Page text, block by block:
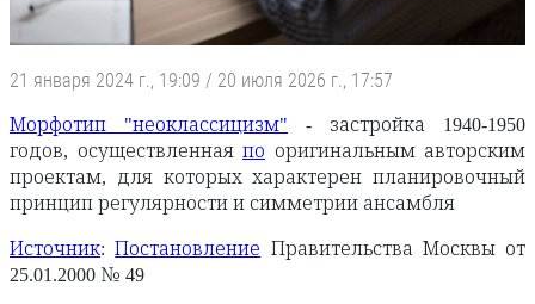
21 января 2024 г., 19:09 / 20 июля 2026 г., 17:57
Морфотип "неоклассицизм" - застройка 1940-1950
годов, осуществленная по оригинальным авторским
проектам, для которых характерен планировочный
принцип регулярности и симметрии ансамбля
Источник:Постановление Правительства Москвы от
25.01.2000 № 49